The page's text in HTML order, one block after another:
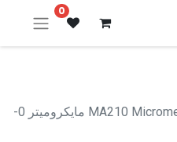
0
MA210 Micrometer Size 0-25mm/0.01mm مايكروميتر 0-